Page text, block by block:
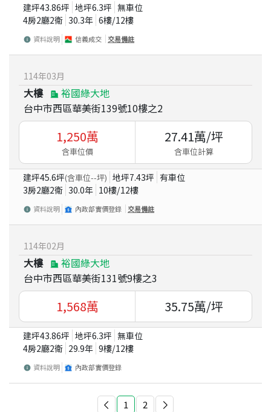
建坪43.86坪 地坪6.3坪 無車位
4房2廳2衛 30.3年 6樓/12樓
資料說明 信義成交 交易備註
114年03月
大樓
裕國綠大地
台中市西區華美街139號10樓之2
1,250萬
含車位價
27.41萬/坪
含車位計算
建坪45.6坪(含車位--坪) 地坪7.43坪 有車位
3房2廳2衛 30.0年 10樓/12樓
資料說明 內政部實價登錄 交易備註
114年02月
大樓
裕國綠大地
台中市西區華美街131號9樓之3
1,568萬 35.75萬/坪
建坪43.86坪 地坪6.3坪 無車位
4房2廳2衛 29.9年 9樓/12樓
資料說明 內政部實價登錄
1 2